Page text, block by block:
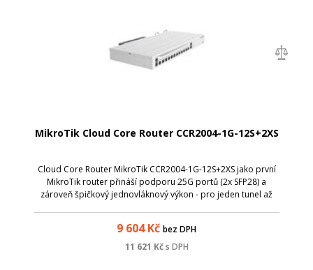
MikroTik Cloud Core Router CCR2004-1G-12S+2XS
Cloud Core Router MikroTik CCR2004-1G-12S+2XS jako první
MikroTik router přináší podporu 25G portů (2x SFP28) a
zároveň špičkový jednovláknový výkon - pro jeden tunel až
9 604Kč bez DPH
11 621 Kč s DPH